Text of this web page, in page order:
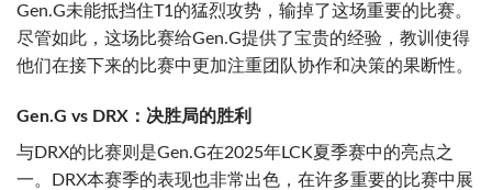
Gen.G未能抵挡住T1的猛烈攻势，输掉了这场重要的比赛。
尽管如此，这场比赛给Gen.G提供了宝贵的经验，教训使得
他们在接下来的比赛中更加注重团队协作和决策的果断性。
Gen.G vs DRX：决胜局的胜利
与DRX的比赛则是Gen.G在2025年LCK夏季赛中的亮点之
一。DRX本赛季的表现也非常出色，在许多重要的比赛中展